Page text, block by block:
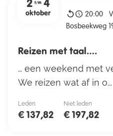
2 t/m 4
oktober 20:00
Bosbeekweg
Reizen met taal….
… een weekend met
We reizen wat af in o...
Leden
€ 137,82
Niet leden
€ 197,82